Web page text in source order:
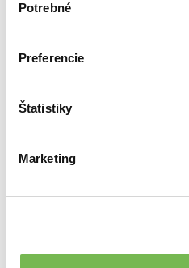
súhlasu
Potrebné
Preferencie
Štatistiky
Marketing
ICONIC Protect Mirror